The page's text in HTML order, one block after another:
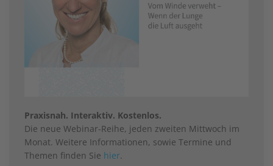
Praxisnah. Interaktiv. Kostenlos.
Die neue Webinar-Reihe, jeden zweiten Mittwoch im
Monat. Weitere Informationen, sowie Termine und
Themen finden Sie hier.